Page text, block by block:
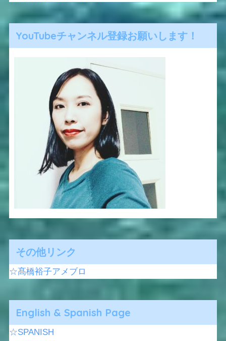
YouTubeチャンネル登録お願いします！
その他リンク
☆髙橋裕子アメブロ
English & Spanish Page
☆SPANISH